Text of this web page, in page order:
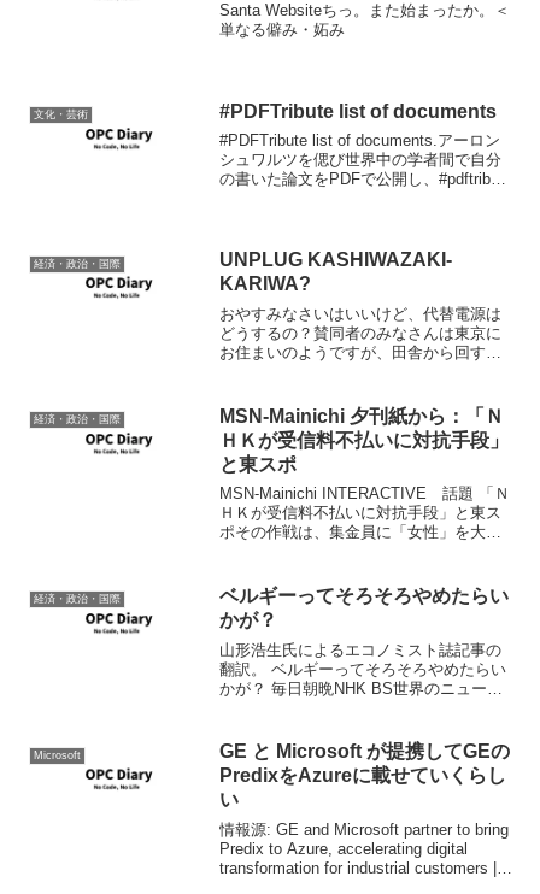
Santa Websiteちっ。また始まったか。＜
単なる僻み・妬み
文化・芸術 #PDFTribute list of documents
#PDFTribute list of documents.アーロン
シュワルツを偲び世界中の学者間で自分
の書いた論文をPDFで公開し、#pdftribute
経済・政治・国際
UNPLUG KASHIWAZAKI-
KARIWA?
おやすみなさいはいいけど、代替電源は
どうするの？賛同者のみなさんは東京に
お住まいのようですが、田舎から回す電
たのはたまたま運が良かっただけなんで
あって。どっか主力級の...
経済・政治・国際
MSN-Mainichi 夕刊紙から：「Ｎ
ＨＫが受信料不払いに対抗手段」
と東スポ
MSN-Mainichi INTERACTIVE 話題 「Ｎ
ＨＫが受信料不払いに対抗手段」と東ス
ポその作戦は、集金員に「女性」を大量
めた、という。 しかし、視聴者から
の...
経済・政治・国際
ベルギーってそろそろやめたらい
かが？
山形浩生氏によるエコノミスト誌記事の
翻訳。 ベルギーってそろそろやめたらい
かが？ 毎日朝晩NHK BS世界のニュース
ス語圏とオランダ語圏とで真っ二つであ
る。日本人の多く...
Microsoft
GE と Microsoft が提携してGEの
PredixをAzureに載せていくらし
い
情報源: GE and Microsoft partner to bring
Predix to Azure, accelerating digital
transformation for industrial customers |